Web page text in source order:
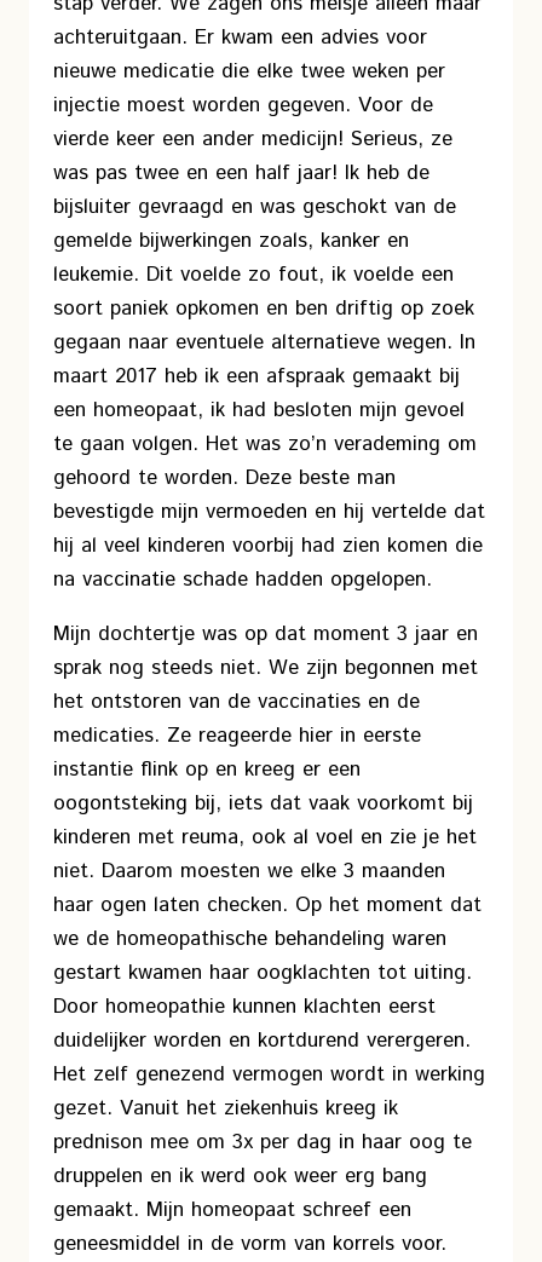
achteruitgaan. Er kwam een advies voor
nieuwe medicatie die elke twee weken per
injectie moest worden gegeven. Voor de
vierde keer een ander medicijn! Serieus, ze
was pas twee en een half jaar! Ik heb de
bijsluiter gevraagd en was geschokt van de
gemelde bijwerkingen zoals, kanker en
leukemie. Dit voelde zo fout, ik voelde een
soort paniek opkomen en ben driftig op zoek
gegaan naar eventuele alternatieve wegen. In
maart 2017 heb ik een afspraak gemaakt bij
een homeopaat, ik had besloten mijn gevoel
te gaan volgen. Het was zo’n verademing om
gehoord te worden. Deze beste man
bevestigde mijn vermoeden en hij vertelde dat
hij al veel kinderen voorbij had zien komen die
na vaccinatie schade hadden opgelopen.
Mijn dochtertje was op dat moment 3 jaar en
sprak nog steeds niet. We zijn begonnen met
het ontstoren van de vaccinaties en de
medicaties. Ze reageerde hier in eerste
instantie flink op en kreeg er een
oogontsteking bij, iets dat vaak voorkomt bij
kinderen met reuma, ook al voel en zie je het
niet. Daarom moesten we elke 3 maanden
haar ogen laten checken. Op het moment dat
we de homeopathische behandeling waren
gestart kwamen haar oogklachten tot uiting.
Door homeopathie kunnen klachten eerst
duidelijker worden en kortdurend verergeren.
Het zelf genezend vermogen wordt in werking
gezet. Vanuit het ziekenhuis kreeg ik
prednison mee om 3x per dag in haar oog te
druppelen en ik werd ook weer erg bang
gemaakt. Mijn homeopaat schreef een
geneesmiddel in de vorm van korrels voor.